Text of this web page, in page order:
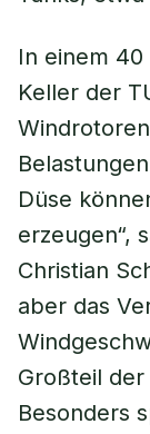
In einem
Keller der
Düse
erzeugen“,
Christian
aber das
Großteil
Besonders